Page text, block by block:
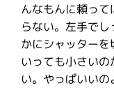
んなもんに頼っ
らない。左手で
かにシャッター
いっても小さいの
い。やっぱいいの